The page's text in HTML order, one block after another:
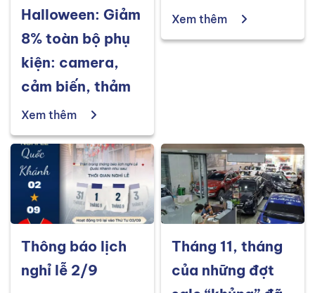
Halloween: Giảm
8% toàn bộ phụ
kiện: camera,
cảm biến, thảm
Xem thêm
Xem thêm
Thông báo lịch
nghỉ lễ 2/9
Tháng 11, tháng
của những đợt